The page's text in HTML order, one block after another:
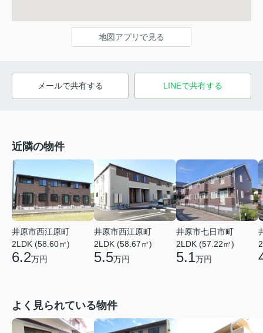
地図アプリで見る
メールで共有する LINEで共有する
近隣の物件
井原市西江原町
2LDK (58.60㎡)
6.2万円
井原市西江原町
2LDK (58.67㎡)
5.5万円
井原市七日市町
2LDK (57.22㎡)
5.1万円
よく見られている物件